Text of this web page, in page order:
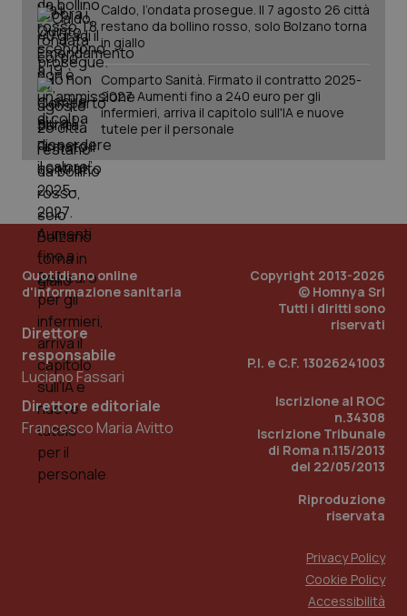
Caldo, l’ondata prosegue. Il 7 agosto 26 città
restano da bollino rosso, solo Bolzano torna
in giallo
Comparto Sanità. Firmato il contratto 2025-
2027. Aumenti fino a 240 euro per gli
infermieri, arriva il capitolo sull'IA e nuove
tutele per il personale
Quotidiano online
d'informazione sanitaria
Direttore
responsabile
Luciano Fassari
Direttore editoriale
Francesco Maria Avitto
Copyright 2013-2026
© Homnya Srl
Tutti i diritti sono
riservati
P.I. e C.F. 13026241003
Iscrizione al ROC
n.34308
Iscrizione Tribunale
di Roma n.115/2013
del 22/05/2013
Riproduzione
riservata
Privacy Policy
Cookie Policy
Accessibilità
PHPSESSID
_ga_KM60CM4NPH
mese
Scadenza
1 anno 1
Questo
Scadenza